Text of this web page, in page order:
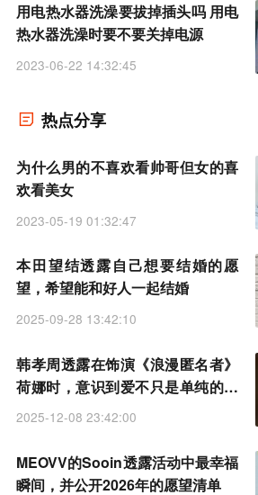
用电热水器洗澡要拔掉插头吗 用电
热水器洗澡时要不要关掉电源
2023-06-22 14:32:45
热点分享
为什么男的不喜欢看帅哥但女的喜
欢看美女
2023-05-19 01:32:47
本田望结透露自己想要结婚的愿
望，希望能和好人一起结婚
2025-09-28 13:42:10
韩孝周透露在饰演《浪漫匿名者》
荷娜时，意识到爱不只是单纯的情
感
2025-12-08 23:42:00
MEOVV的Sooin透露活动中最幸福
瞬间，并公开2026年的愿望清单